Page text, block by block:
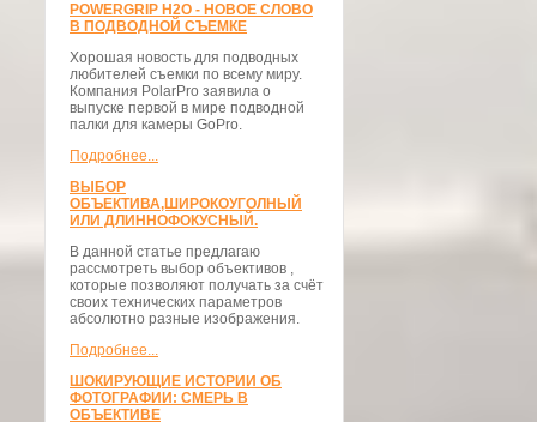
POWERGRIP H2O - НОВОЕ СЛОВО
В ПОДВОДНОЙ СЪЕМКЕ
Хорошая новость для подводных
любителей съемки по всему миру.
Компания PolarPro заявила о
выпуске первой в мире подводной
палки для камеры GoPro.
Подробнее...
ВЫБОР
ОБЪЕКТИВА,ШИРОКОУГОЛНЫЙ
ИЛИ ДЛИННОФОКУСНЫЙ.
В данной статье предлагаю
рассмотреть выбор объективов ,
которые позволяют получать за счёт
своих технических параметров
абсолютно разные изображения.
Подробнее...
ШОКИРУЮЩИЕ ИСТОРИИ ОБ
ФОТОГРАФИИ: СМЕРЬ В
ОБЪЕКТИВЕ